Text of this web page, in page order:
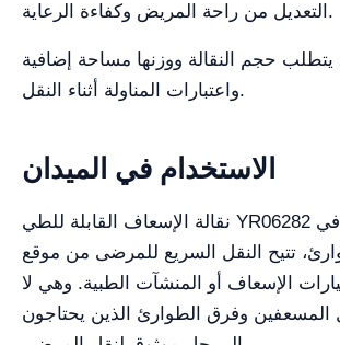
التعديل من راحة المريض وكفاءة الرعاية.
يتطلب حجم النقالة ووزنها مساحة إضافية
واعتبارات المناولة أثناء النقل.
الاستخدام في الميدان
نقالة الإسعاف القابلة للطي YR06282 خيار عملي في
تتيح النقل السريع للمرضى من موقع
الإسعاف أو المنشآت الطبية. وهي لا
وفرق الطوارئ الذين يحتاجون